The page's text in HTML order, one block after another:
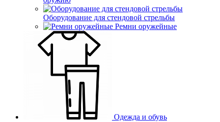
Оборудование для стендовой стрельбы
Ремни оружейные
Одежда и обувь